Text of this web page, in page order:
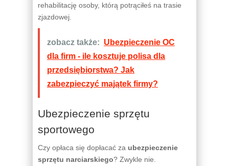
rehabilitację osoby, którą potrąciłeś na trasie
zjazdowej.
zobacz także: Ubezpieczenie OC
dla firm - ile kosztuje polisa dla
przedsiębiorstwa? Jak
zabezpieczyć majątek firmy?
Ubezpieczenie sprzętu
sportowego
Czy opłaca się dopłacać za ubezpieczenie
sprzętu narciarskiego? Zwykle nie.